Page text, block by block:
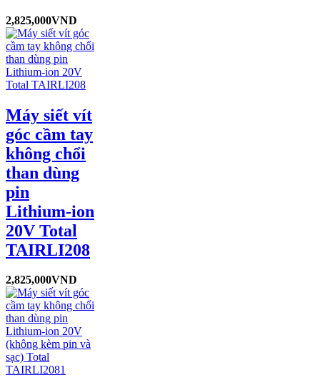
2,825,000VND
Máy siết vít
góc cầm tay
không chổi
than dùng
pin
Lithium-ion
20V Total
TAIRLI208
2,825,000VND